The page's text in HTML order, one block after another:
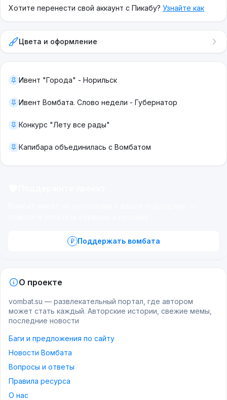
Хотите перенести свой аккаунт с Пикабу? Узнайте как
Цвета и оформление
Ивент "Города" - Норильск
Ивент Вомбата. Слово недели - Губернатор
Конкурс "Лету все рады"
Капибара объединилась с Вомбатом
Поддержать вомбата
О проекте
vombat.su — развлекательный портал, где автором
может стать каждый. Авторские истории, свежие мемы,
последние новости
Баги и предложения по сайту
Новости Вомбата
Вопросы и ответы
Правила ресурса
О нас